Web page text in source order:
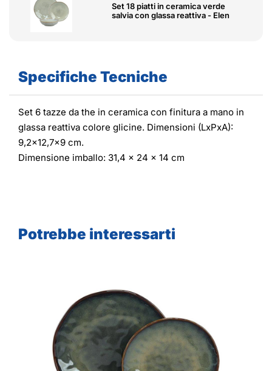
Set 18 piatti in ceramica verde
salvia con glassa reattiva - Elen
Specifiche Tecniche
Set 6 tazze da the in ceramica con finitura a mano in
glassa reattiva colore glicine. Dimensioni (LxPxA):
9,2x12,7x9 cm.
Dimensione imballo: 31,4 x 24 x 14 cm
Potrebbe interessarti